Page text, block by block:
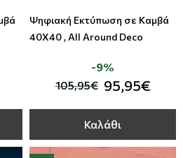
Ψηφιακή Εκτύπωση σε Καμβά
40Χ40 , All Around Deco
105,95€ 95,95€
-9%
Καλάθι